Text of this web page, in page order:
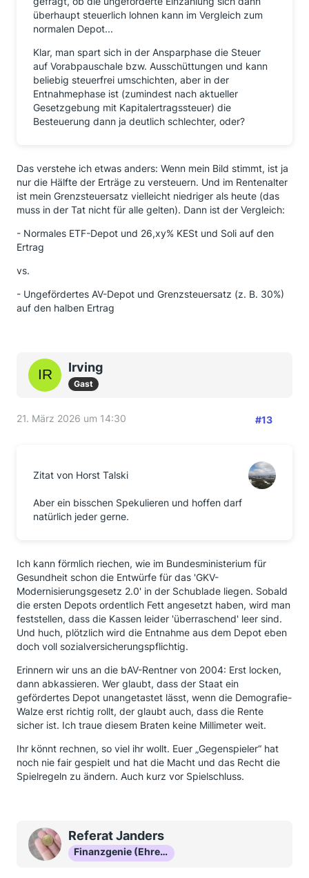
überhaupt steuerlich lohnen kann im Vergleich zum
normalen Depot...
Klar, man spart sich in der Ansparphase die Steuer
auf Vorabpauschale bzw. Ausschüttungen und kann
beliebig steuerfrei umschichten, aber in der
Entnahmephase ist (zumindest nach aktueller
Gesetzgebung mit Kapitalertragssteuer) die
Besteuerung dann ja deutlich schlechter, oder?
Das verstehe ich etwas anders: Wenn mein Bild stimmt, ist ja
nur die Hälfte der Erträge zu versteuern. Und im Rentenalter
ist mein Grenzsteuersatz vielleicht niedriger als heute (das
muss in der Tat nicht für alle gelten). Dann ist der Vergleich:
- Normales ETF-Depot und 26,xy% KESt und Soli auf den
Ertrag
vs.
- Ungefördertes AV-Depot und Grenzsteuersatz (z. B. 30%)
auf den halben Ertrag
Irving
Gast
21. März 2026 um 14:30 #13
Zitat von Horst Talski
Aber ein bisschen Spekulieren und hoffen darf
natürlich jeder gerne.
Ich kann förmlich riechen, wie im Bundesministerium für
Gesundheit schon die Entwürfe für das 'GKV-
Modernisierungsgesetz 2.0' in der Schublade liegen. Sobald
die ersten Depots ordentlich Fett angesetzt haben, wird man
feststellen, dass die Kassen leider 'überraschend' leer sind.
Und huch, plötzlich wird die Entnahme aus dem Depot eben
doch voll sozialversicherungspflichtig.
Erinnern wir uns an die bAV-Rentner von 2004: Erst locken,
dann abkassieren. Wer glaubt, dass der Staat ein
gefördertes Depot unangetastet lässt, wenn die Demografie-
Walze erst richtig rollt, der glaubt auch, dass die Rente
sicher ist. Ich traue diesem Braten keine Millimeter weit.
Ihr könnt rechnen, so viel ihr wollt. Euer „Gegenspieler“ hat
noch nie fair gespielt und hat die Macht und das Recht die
Spielregeln zu ändern. Auch kurz vor Spielschluss.
Referat Janders
Finanzgenie (Ehrenmitglied)